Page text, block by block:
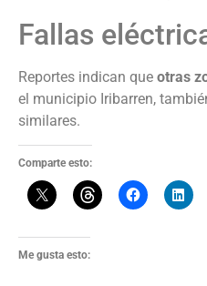
Fallas
Reportes indican que otras
el municipio Iribarren,
similares.
Comparte esto:
Me gusta esto: